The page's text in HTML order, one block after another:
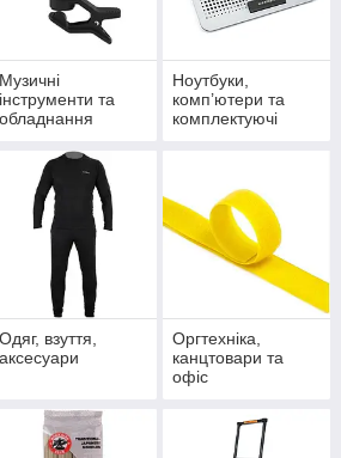
Музичні
інструменти та
обладнання
Ноутбуки,
комп’ютери та
комплектуючі
Одяг, взуття,
аксесуари
Оргтехніка,
канцтовари та
офіс